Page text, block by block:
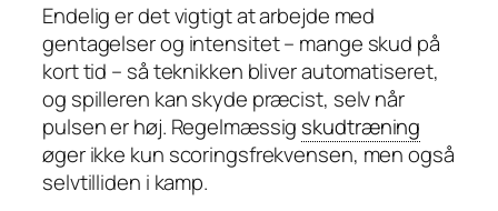
Endelig er det vigtigt at arbejde med
gentagelser og intensitet – mange skud på
kort tid – så teknikken bliver automatiseret,
og spilleren kan skyde præcist, selv når
pulsen er høj. Regelmæssig skudtræning
øger ikke kun scoringsfrekvensen, men også
selvtilliden i kamp.